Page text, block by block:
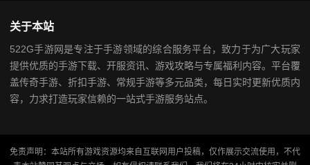
关于本站
522G手游网是专注于手游领域的综合服务平台，致力于为广大玩家
提供优质的手游下载、开服资讯、游戏攻略与专属福利内容。平台覆
盖传奇手游、折扣手游、常规手游等多元品类，每日实时更新优质内
容，力求打造玩家信赖的一站式手游服务站点。
免责声明：本站所有游戏资源均来自互联网用户投稿，仅作展示交流使用，不代